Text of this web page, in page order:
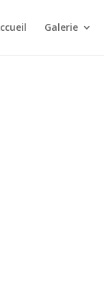
Galerie